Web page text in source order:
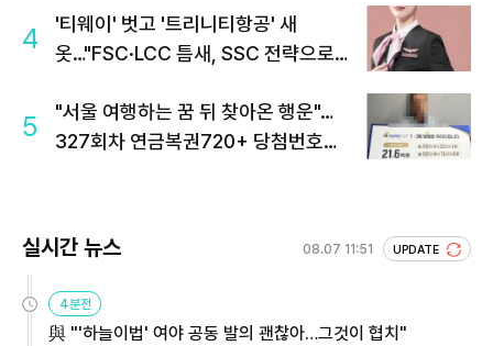
4
'티웨이' 벗고 '트리니티항공' 새
옷…"FSC·LCC 틈새, SSC 전략으로
5
"서울 여행하는 꿈 뒤 찾아온 행운"…
327회차 연금복권720+ 당첨번호조
실시간 뉴스 08.07 11:51 UPDATE
4분전
與 "'하늘이법' 여야 공동 발의 괜찮아…그것이 협치"